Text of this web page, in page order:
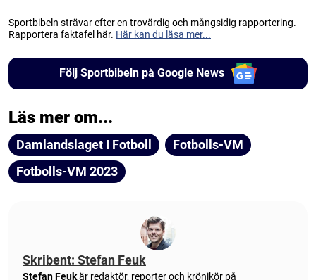
Sportbibeln strävar efter en trovärdig och mångsidig rapportering.
Rapportera faktafel här. Här kan du läsa mer...
Följ Sportbibeln på Google News
Läs mer om...
Damlandslaget I Fotboll
Fotbolls-VM
Fotbolls-VM 2023
Skribent: Stefan Feuk
Stefan Feukär redaktör, reporter och krönikör på